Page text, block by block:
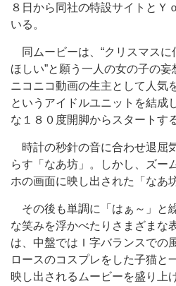
８日から同社の特設サイトとＹ
いる。
同ムービーは、“クリスマスに
ほしい”と願う一人の女の子の妄
ニコニコ動画の生主として人気
というアイドルユニットを結成
な１８０度開脚からスタートする
時計の秒針の音に合わせ退屈
らす「なあ坊」。しかし、ズー
ホの画面に映し出された「なあ
その後も単調に「はぁ～」と
な笑みを浮かべたりさまざまな
は、中盤ではＩ字バランスでの
ロースのコスプレをした子猫と
映し出されるムービーを盛り上